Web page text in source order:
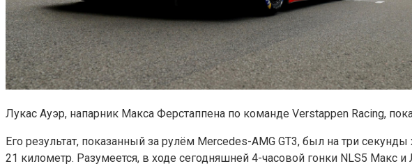
Лукас Ауэр, напарник Макса Ферстаппена по команде Verstappen Racing,
Его результат, показанный за рулём Mercedes-AMG GT3, был на три
21 километр. Разумеется, в ходе сегодняшней 4-часовой гонки NLS5 Макс